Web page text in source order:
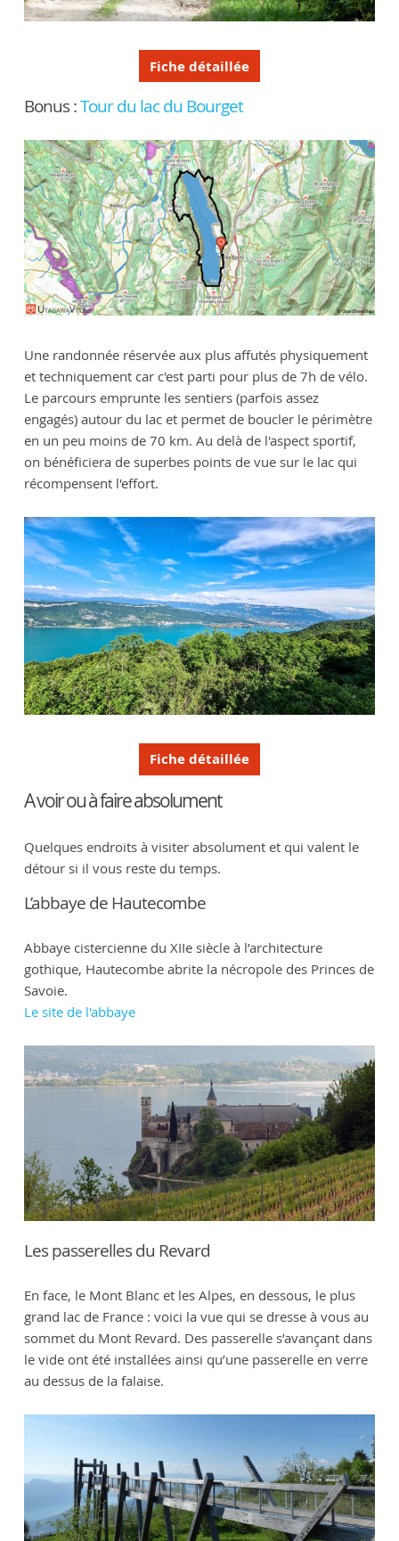
Fiche détaillée
Bonus :Tour du lac du Bourget
Une randonnée réservée aux plus affutés physiquement
et techniquement car c'est parti pour plus de 7h de vélo.
Le parcours emprunte les sentiers (parfois assez
engagés) autour du lac et permet de boucler le périmètre
en un peu moins de 70 km. Au delà de l'aspect sportif,
on bénéficiera de superbes points de vue sur le lac qui
récompensent l'effort.
Fiche détaillée
A voir ou à faire absolument
Quelques endroits à visiter absolument et qui valent le
détour si il vous reste du temps.
L’abbaye de Hautecombe
Abbaye cistercienne du XIIe siècle à l’architecture
gothique, Hautecombe abrite la nécropole des Princes de
Savoie.
Le site de l'abbaye
Les passerelles du Revard
En face, le Mont Blanc et les Alpes, en dessous, le plus
grand lac de France : voici la vue qui se dresse à vous au
sommet du Mont Revard. Des passerelle s’avançant dans
le vide ont été installées ainsi qu’une passerelle en verre
au dessus de la falaise.